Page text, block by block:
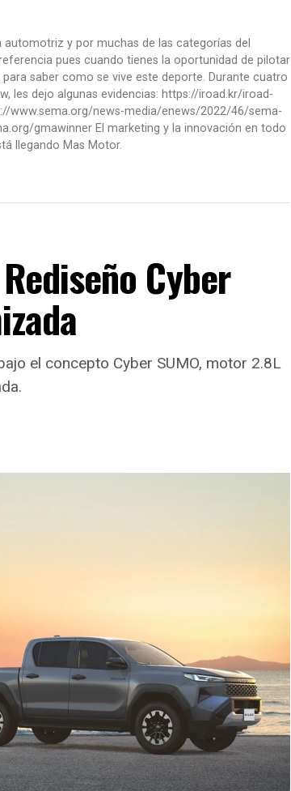
y por muchas de las categorías del
pues cuando tienes la oportunidad de pilotar
saber como se vive este deporte. Durante cuatro
les dejo algunas evidencias: https://iroad.kr/iroad-
www.sema.org/news-media/enews/2022/46/sema-
gmawinner El marketing y la innovación en todo
llegando Mas Motor.
Cyber
el concepto Cyber SUMO, motor 2.8L